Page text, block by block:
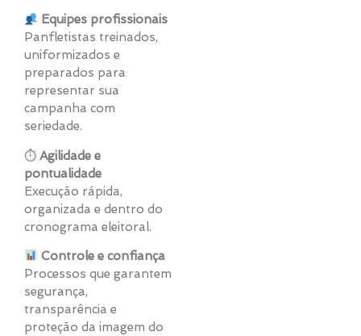
Equipes profissionais
Panfletistas treinados,
uniformizados e
preparados para
representar sua
campanha com
seriedade.
⏱ Agilidade e
pontualidade
Execução rápida,
organizada e dentro do
cronograma eleitoral.
Controle e confiança
Processos que garantem
segurança,
transparência e
proteção da imagem do